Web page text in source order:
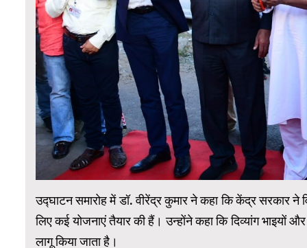
उद्घाटन समारोह में डॉ. वीरेंद्र कुमार ने कहा कि केंद्र सरकार
लिए कई योजनाएं तैयार की हैं। उन्होंने कहा कि दिव्यांग
लागू किया जाता है।